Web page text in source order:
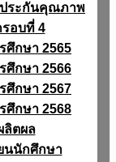
ประกันคุณภาพ
อบที่ 4
ศึกษา 2565
ศึกษา 2566
ศึกษา 2567
ศึกษา 2568
ลิตผล
นนักศึกษา